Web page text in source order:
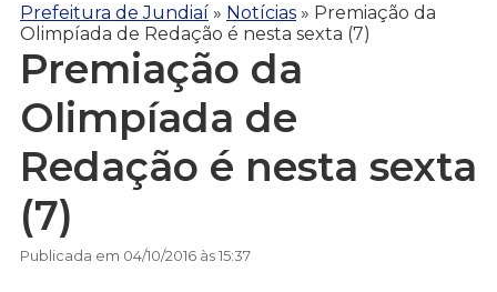
Prefeitura de Jundiaí » Notícias » Premiação da
Olimpíada de Redação é nesta sexta (7)
Premiação da
Olimpíada de
Redação é nesta sexta
(7)
Publicada em 04/10/2016 às 15:37